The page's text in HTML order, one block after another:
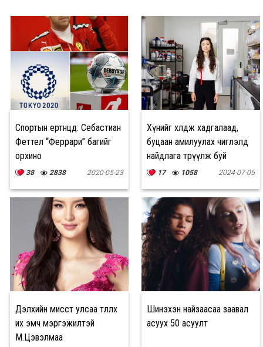
Спортын ертөнцөд: Себастиан
Феттел “Феррари” багийг
орхино
38 2838 2020-05-23
Хүнийг хөлдөөж хадгалаад,
буцаан амилуулах чиглэлд
найдлага төрүүлж буй
стартап
17 1058 2024-07-05
Дэлхийн мисст улсаа төлөөлөх
их эмч мэргэжилтэй
М.Цэвэлмаа
Шинэхэн найзаасаа заавал
асуух 50 асуулт